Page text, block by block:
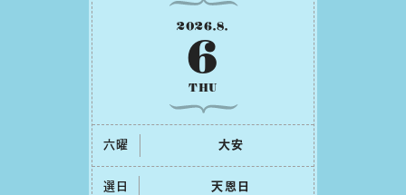
2026.8.
6
THU
六曜 ⼤安
選日 天恩⽇